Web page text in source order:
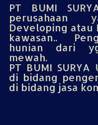
PT BUMI
perusahaan
Developing atau
kawasan..
hunian dari
mewah.
PT BUMI
di bidang
di bidang jasa